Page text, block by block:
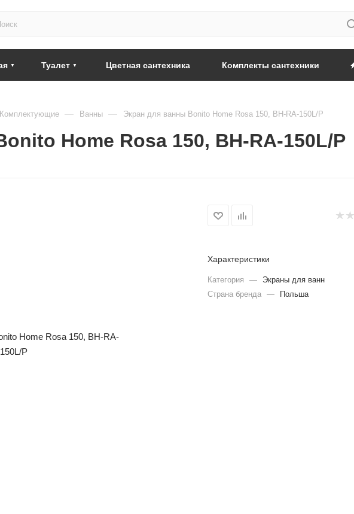
Туалет Цветная сантехника Комплекты сантехники
Комплектующие — Ванны — Экран для ванны Bonito Home Rosa 150, BH-RA-150L/P
Home Rosa 150, BH-RA-150L/P
Характеристики
Категория —
Экраны для ванн
Страна бренда — Польша